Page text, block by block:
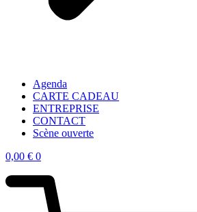
Agenda
CARTE CADEAU
ENTREPRISE
CONTACT
Scène ouverte
0,00 € 0